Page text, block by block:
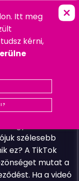
U K T
GYAKRAN FELTETT KÉRDÉSEK
2025. OKTÓBER 31. PÉNTEK
FELTETT KÉRDÉSEK
#MARKETING
a
megáll. Ez az
– egy
szélesebb
ez? A TikTok
mutat a
Ha a videó
Itt meg
tudsz kérni,